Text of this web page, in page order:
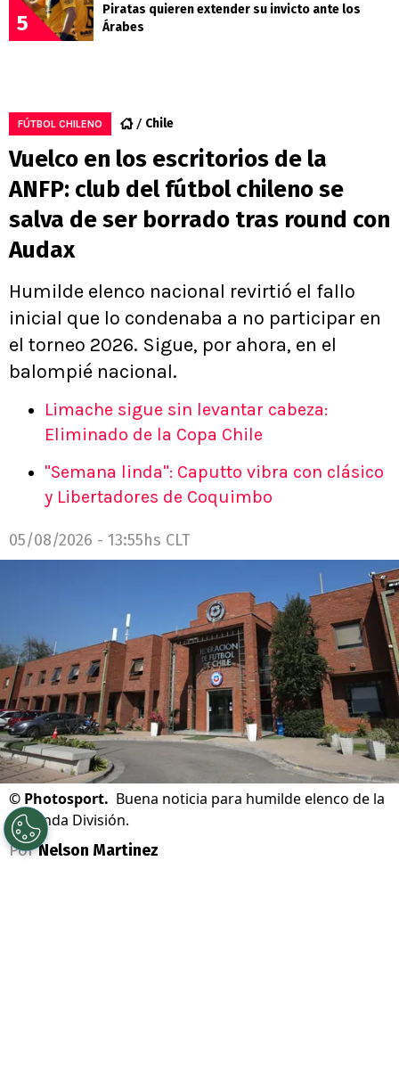
5
Piratas quieren extender su invicto ante los
Árabes
FÚTBOL CHILENO Chile
Vuelco en los escritorios de la
ANFP: club del fútbol chileno se
salva de ser borrado tras round con
Audax
Humilde elenco nacional revirtió el fallo
inicial que lo condenaba a no participar en
el torneo 2026. Sigue, por ahora, en el
balompié nacional.
Limache sigue sin levantar cabeza:
Eliminado de la Copa Chile
"Semana linda": Caputto vibra con clásico
y Libertadores de Coquimbo
05/08/2026 - 13:55hs CLT
© Photosport. Buena noticia para humilde elenco de la
Segunda División.
Por Nelson Martinez